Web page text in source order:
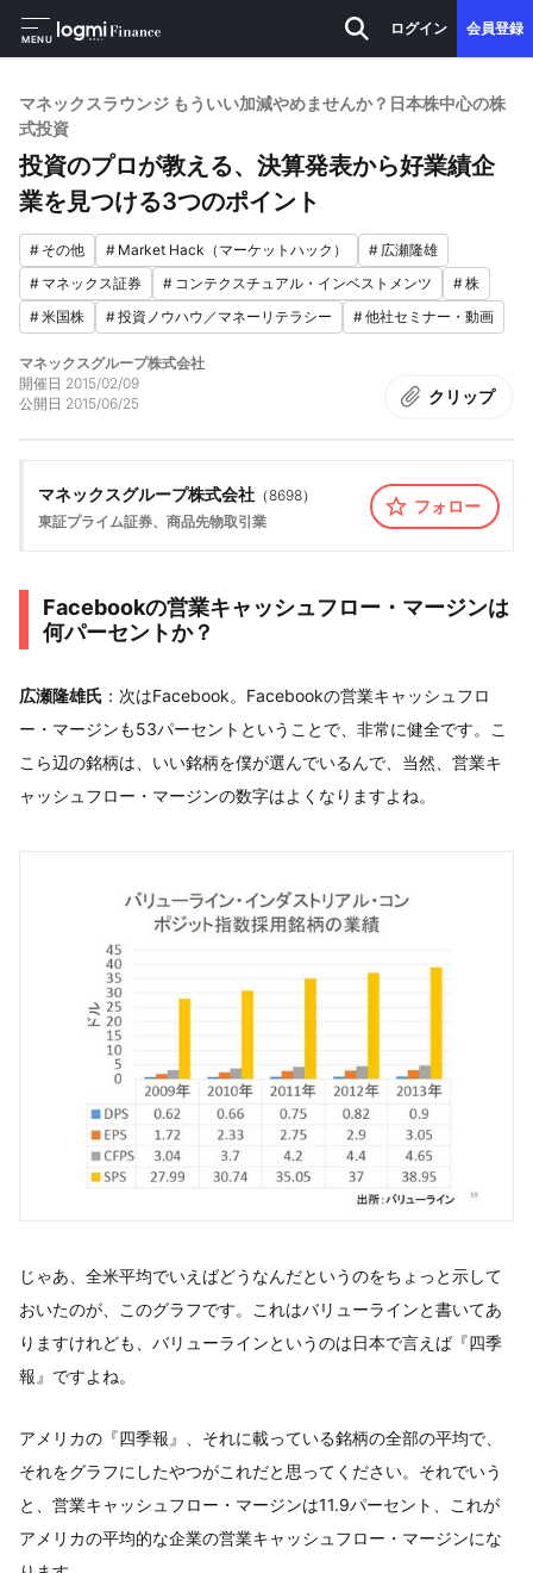
MENU
ログイン 会員登録
マネックスラウンジ もういい加減やめませんか？日本株中心の株
式投資
投資のプロが教える、決算発表から好業績企
業を見つける3つのポイント
# その他 # Market Hack（マーケットハック） # 広瀬隆雄
# マネックス証券 # コンテクスチュアル・インベストメンツ #株
#米国株 #投資ノウハウ／マネーリテラシー #他社セミナー・動画
マネックスグループ株式会社
開催日 2015/02/09
公開日 2015/06/25 クリップ
マネックスグループ株式会社 （8698）
東証プライム証券、商品先物取引業
フォロー
Facebookの営業キャッシュフロー・マージンは
何パーセントか？
広瀬隆雄氏 ：次はFacebook。Facebookの営業キャッシュフロ
ー・マージンも53パーセントということで、非常に健全です。こ
こら辺の銘柄は、いい銘柄を僕が選んでいるんで、当然、営業キ
ャッシュフロー・マージンの数字はよくなりますよね。
じゃあ、全米平均でいえばどうなんだというのをちょっと示して
おいたのが、このグラフです。これはバリューラインと書いてあ
りますけれども、バリューラインというのは日本で言えば『四季
報』ですよね。
アメリカの『四季報』、それに載っている銘柄の全部の平均で、
それをグラフにしたやつがこれだと思ってください。それでいう
と、営業キャッシュフロー・マージンは11.9パーセント、これが
アメリカの平均的な企業の営業キャッシュフロー・マージンにな